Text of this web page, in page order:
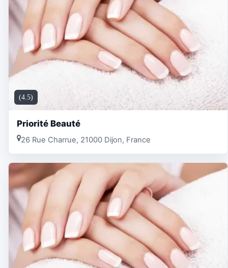
(4.5)
Priorité Beauté
26 Rue Charrue, 21000 Dijon, France